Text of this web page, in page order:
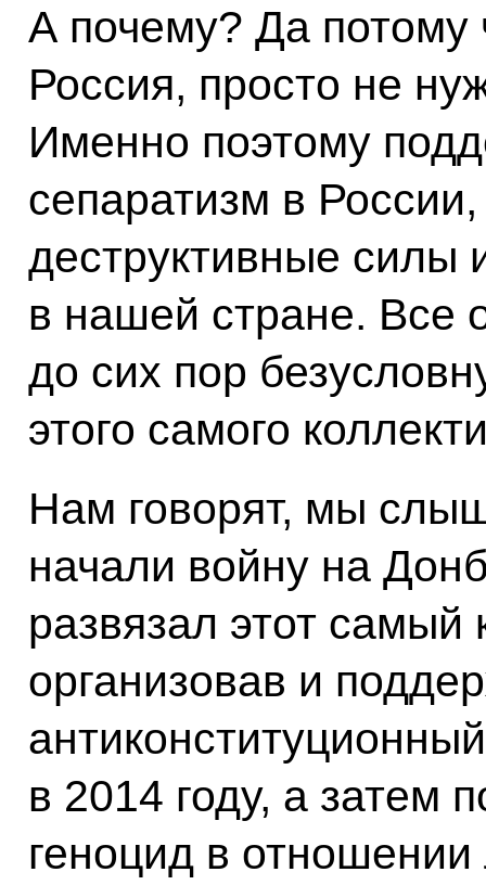
А почему? Да потому
Россия, просто не
Именно поэтому
сепаратизм в
деструктивные силы
в нашей стране. Все
до сих пор
этого самого
Нам говорят, мы
начали войну на
развязал этот
организовав и
в 2014 году, а затем
геноцид в